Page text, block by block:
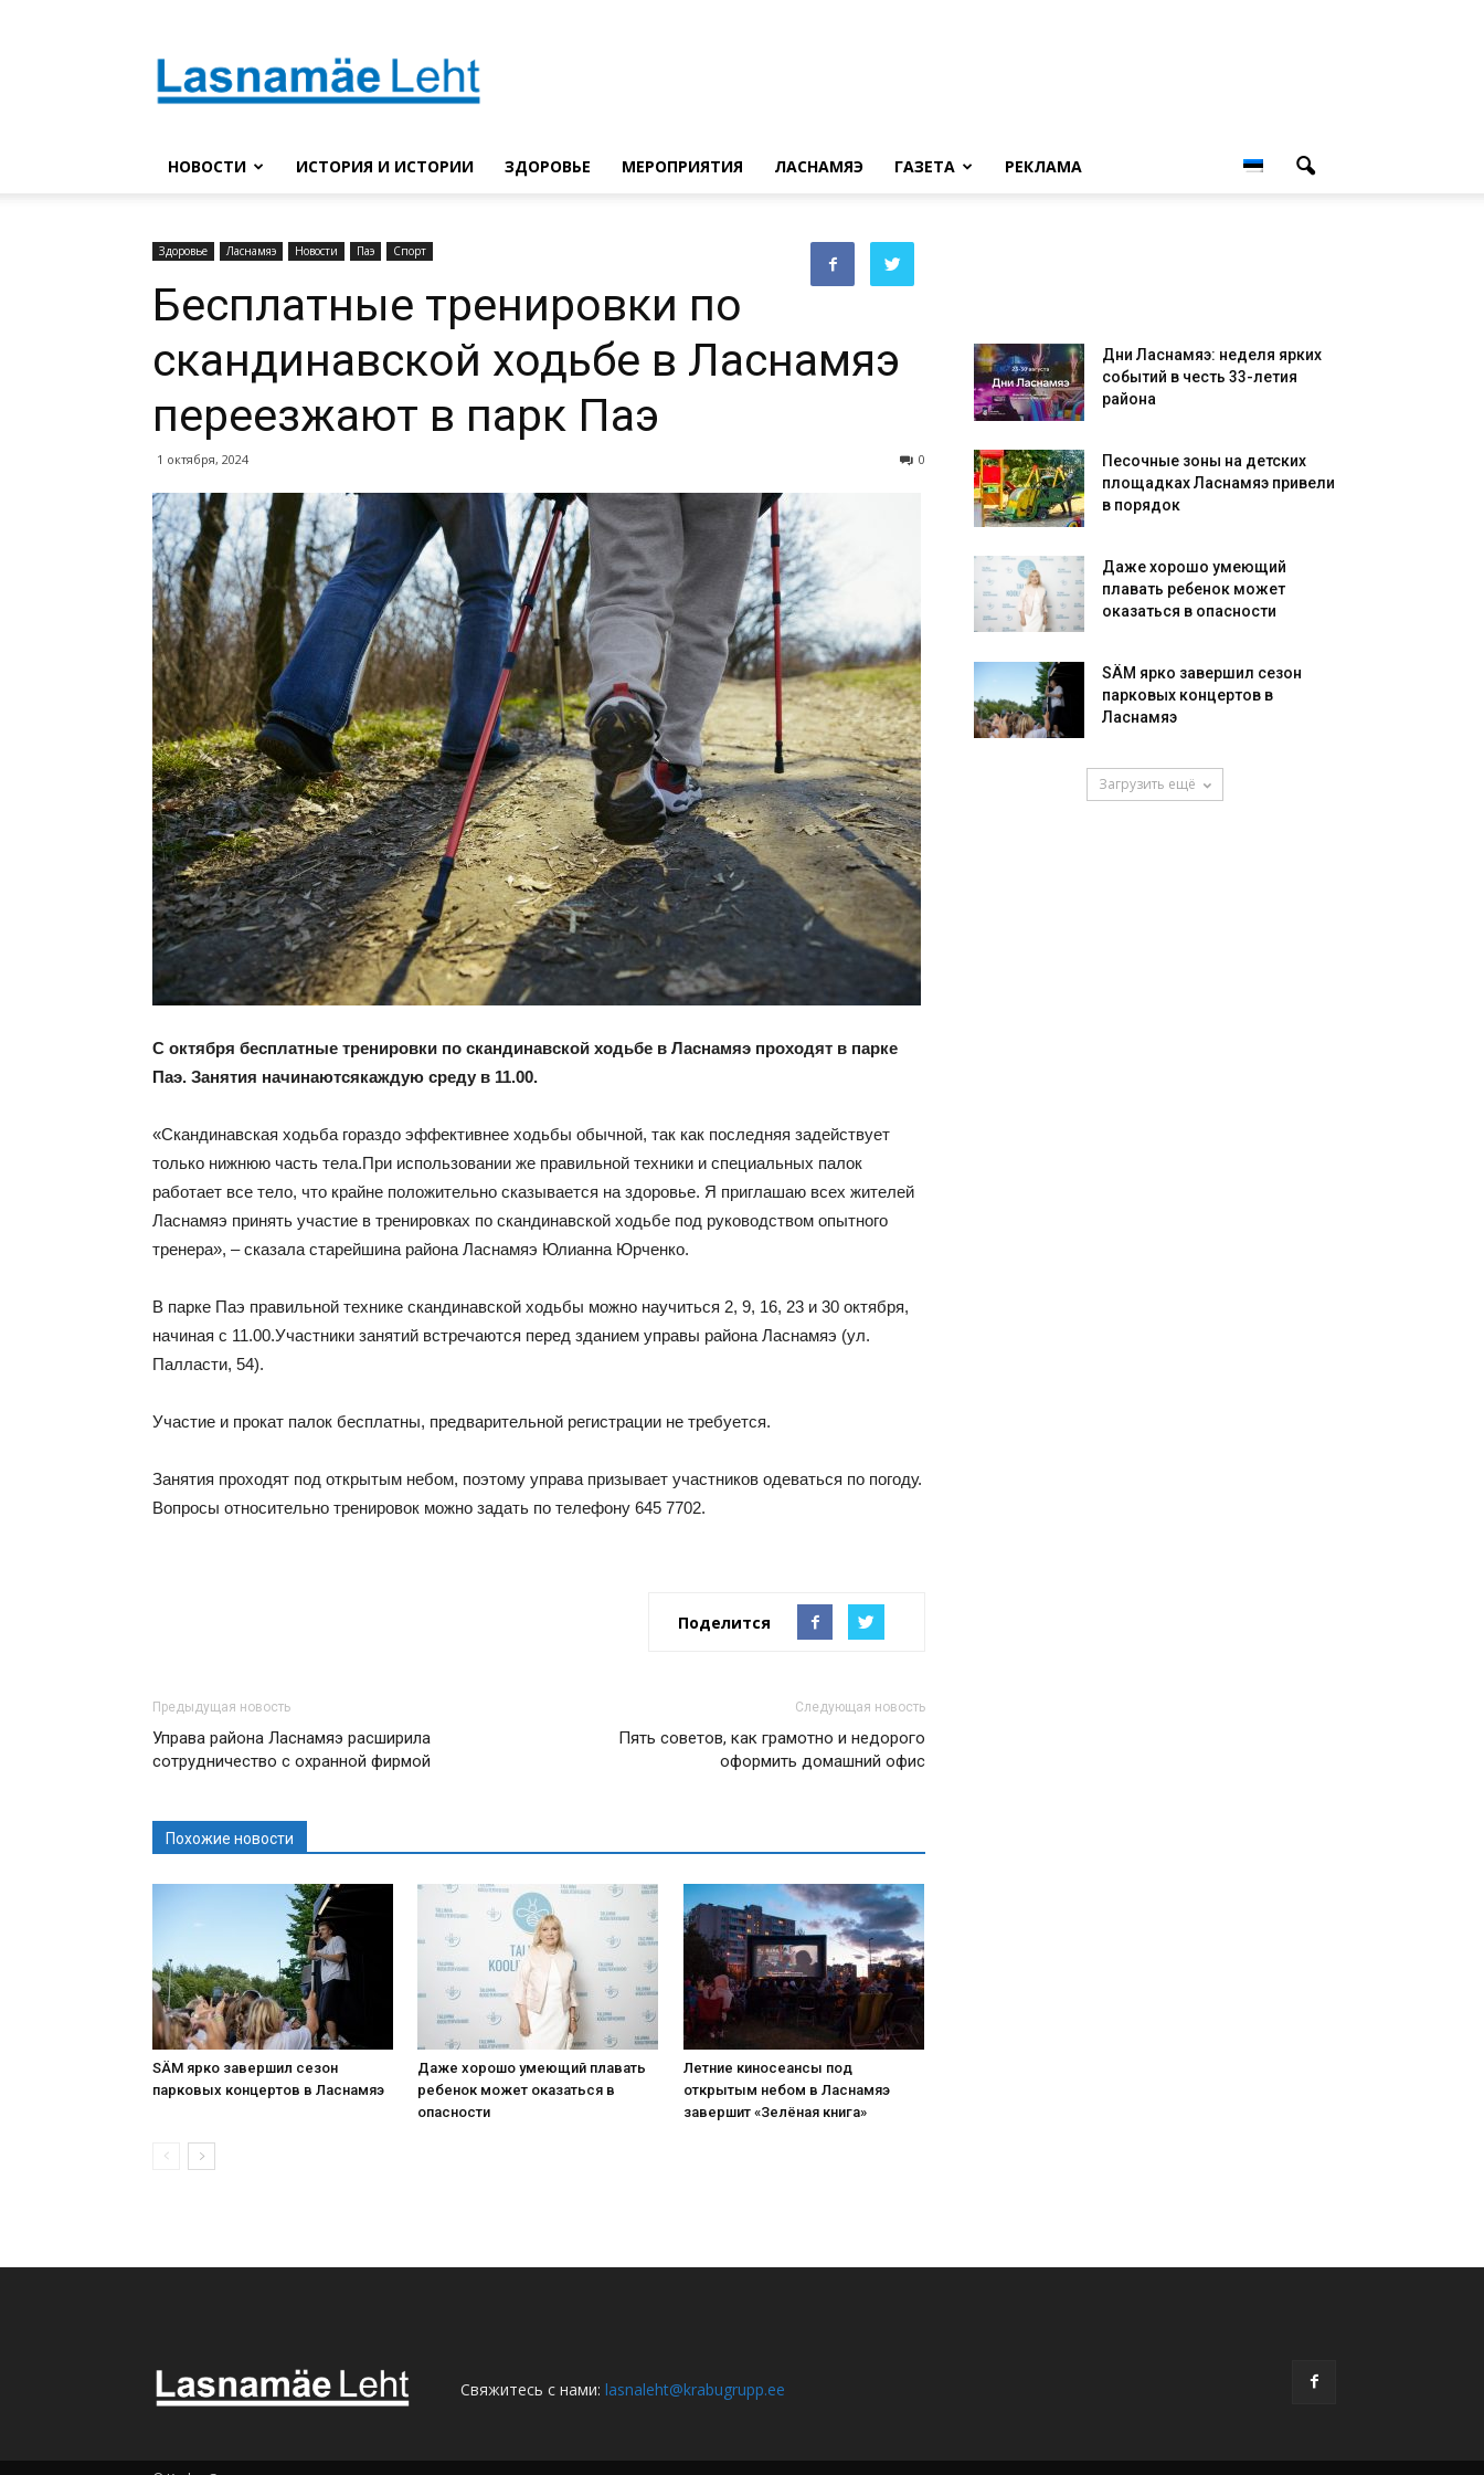
НОВОСТИ ИСТОРИЯ И ИСТОРИИ ЗДОРОВЬЕ МЕРОПРИЯТИЯ ЛАСНАМЯЭ ГАЗЕТА РЕКЛАМА
Здоровье Ласнамяэ Новости Паэ Спорт
Бесплатные тренировки по
скандинавской ходьбе в Ласнамяэ
переезжают в парк Паэ
1 октября, 2024 0
С октября бесплатные тренировки по скандинавской ходьбе в Ласнамяэ проходят в парке
Паэ. Занятия начинаютсякаждую среду в 11.00.
«Скандинавская ходьба гораздо эффективнее ходьбы обычной, так как последняя задействует
только нижнюю часть тела.При использовании же правильной техники и специальных палок
работает все тело, что крайне положительно сказывается на здоровье. Я приглашаю всех жителей
Ласнамяэ принять участие в тренировках по скандинавской ходьбе под руководством опытного
тренера», – сказала старейшина района Ласнамяэ Юлианна Юрченко.
В парке Паэ правильной технике скандинавской ходьбы можно научиться 2, 9, 16, 23 и 30 октября,
начиная с 11.00.Участники занятий встречаются перед зданием управы района Ласнамяэ (ул.
Палласти, 54).
Участие и прокат палок бесплатны, предварительной регистрации не требуется.
Занятия проходят под открытым небом, поэтому управа призывает участников одеваться по погоду.
Вопросы относительно тренировок можно задать по телефону 645 7702.
Поделится
Предыдущая новость
Управа района Ласнамяэ расширила
сотрудничество с охранной фирмой
Следующая новость
Пять советов, как грамотно и недорого
оформить домашний офис
Похожие новости
SÄM ярко завершил сезон
парковых концертов в Ласнамяэ
Даже хорошо умеющий плавать
ребенок может оказаться в
опасности
Летние киносеансы под
открытым небом в Ласнамяэ
завершит «Зелёная книга»
Дни Ласнамяэ: неделя ярких
событий в честь 33-летия
района
Песочные зоны на детских
площадках Ласнамяэ привели
в порядок
Даже хорошо умеющий
плавать ребенок может
оказаться в опасности
SÄM ярко завершил сезон
парковых концертов в
Ласнамяэ
Загрузить ещё
Свяжитесь с нами: lasnaleht@krabugrupp.ee